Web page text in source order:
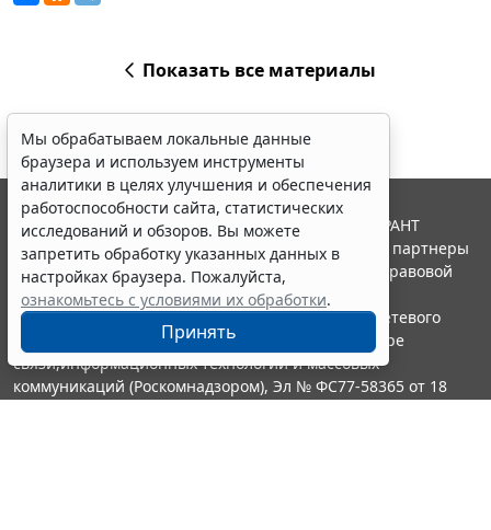
Показать все материалы
Мы обрабатываем локальные данные
браузера и используем инструменты
аналитики в целях улучшения и обеспечения
работоспособности сайта, статистических
исследований и обзоров. Вы можете
запретить обработку указанных данных в
настройках браузера. Пожалуйста,
ознакомьтесь с условиями их обработки.
Принять
© ООО "НПП "ГАРАНТ-СЕРВИС", 2026. Система ГАРАНТ
выпускается с 1990 года. Компания "Гарант" и ее партнеры
являются участниками Российской ассоциации правовой
информации ГАРАНТ.
Портал ГАРАНТ.РУ зарегистрирован в качестве сетевого
издания Федеральной службой по надзору в сфере
связи,информационных технологий и массовых
коммуникаций (Роскомнадзором), Эл № ФС77-58365 от 18